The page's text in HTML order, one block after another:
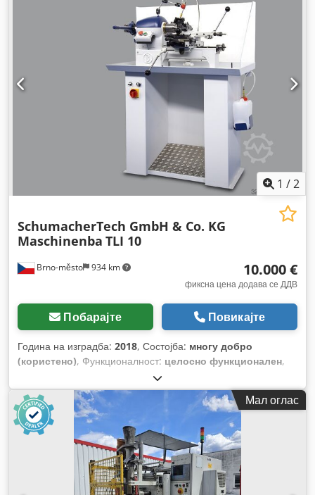
1 /2
Brno-město 934 km
SchumacherTech GmbH & Co. KG
Maschinenba TLI 10
10.000 €
фиксна цена додава се ДДВ
Побарајте Повикајте
Година на изградба: 2018, Состојба: многу добро
(користено), Функционалност: целосно функционален,
10044/0218
Мал оглас